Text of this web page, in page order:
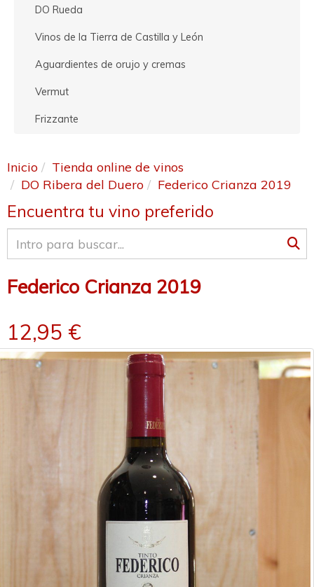
DO Rueda
Vinos de la Tierra de Castilla y León
Aguardientes de orujo y cremas
Vermut
Frizzante
Inicio
Tienda online de vinos
DO Ribera del Duero
Federico Crianza 2019
Encuentra tu vino preferido
Federico Crianza 2019
12,95 €